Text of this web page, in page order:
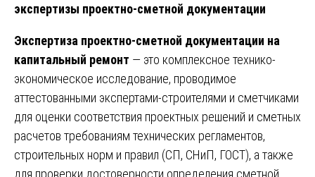
экспертизы проектно-сметной документации
Экспертиза проектно-сметной документации на
капитальный ремонт — это комплексное технико-
экономическое исследование, проводимое
аттестованными экспертами-строителями и сметчиками
для оценки соответствия проектных решений и сметных
расчетов требованиям технических регламентов,
строительных норм и правил (СП, СНиП, ГОСТ), а также
для проверки достоверности определения сметной